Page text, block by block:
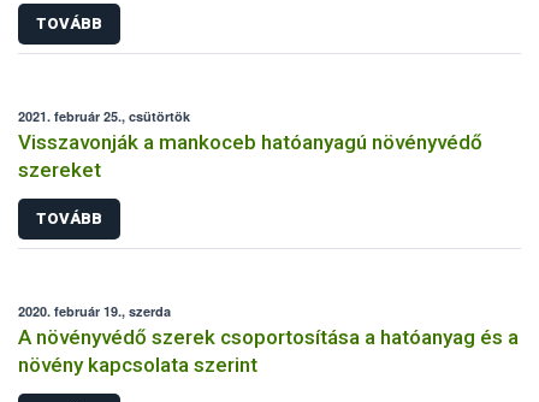
TOVÁBB
2021. február 25., csütörtök
Visszavonják a mankoceb hatóanyagú növényvédő
szereket
TOVÁBB
2020. február 19., szerda
A növényvédő szerek csoportosítása a hatóanyag és a
növény kapcsolata szerint